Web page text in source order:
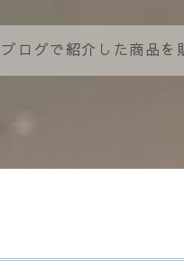
ログで紹介した商品